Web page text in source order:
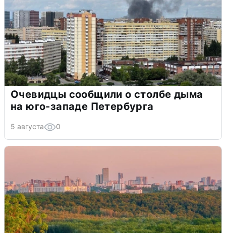
Очевидцы сообщили о столбе дыма
на юго-западе Петербурга
5 августа 0